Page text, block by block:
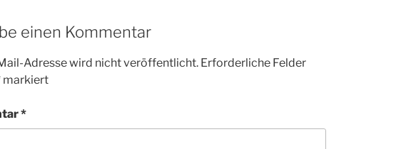
einen Kommentar
Adresse wird nicht veröffentlicht. Erforderliche Felder
markiert
*